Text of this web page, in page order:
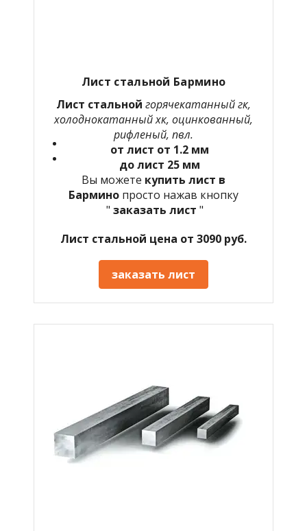
Лист стальной Бармино
Лист стальной горячекатанный гк,
холоднокатанный хк, оцинкованный,
рифленый, пвл.
от лист от 1.2 мм
до лист 25 мм
Вы можете купить лист в
Бармино просто нажав кнопку
" заказать лист "
Лист стальной цена от 3090 руб.
заказать лист